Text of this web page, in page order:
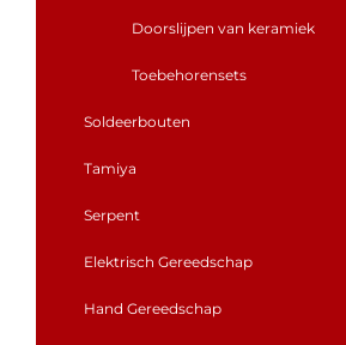
Doorslijpen van keramiek
Toebehorensets
Soldeerbouten
Tamiya
Serpent
Elektrisch Gereedschap
Hand Gereedschap